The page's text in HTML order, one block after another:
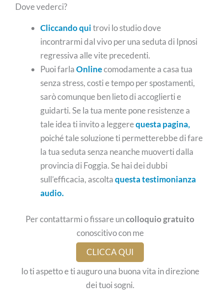
Dove vederci?
Cliccando quitrovi lo studio dove
incontrarmi dal vivo per una seduta di Ipnosi
regressiva alle vite precedenti.
Puoi farlaOnlinecomodamente a casa tua
senza stress, costi e tempo per spostamenti,
sarò comunque ben lieto di accoglierti e
guidarti. Se la tua mente pone resistenze a
tale idea ti invito a leggerequesta pagina,
poiché tale soluzione ti permetterebbe di fare
la tua seduta senza neanche muoverti dalla
provincia di Foggia. Se hai dei dubbi
sull’efficacia, ascoltaquesta testimonianza
audio.
Per contattarmi o fissare uncolloquio gratuito
conoscitivo con me
CLICCA QUI
Io ti aspetto e ti auguro una buona vita in direzione
dei tuoi sogni.